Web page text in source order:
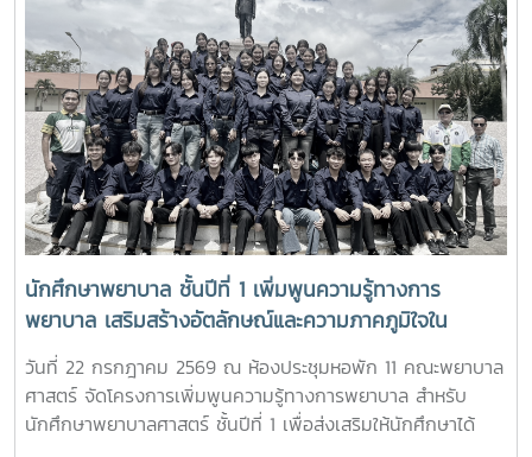
นักศึกษาพยาบาล ชั้นปีที่ 1 เพิ่มพูนความรู้ทางการ
พยาบาล เสริมสร้างอัตลักษณ์และความภาคภูมิใจใน
สถาบัน ภายใต้รายวิชา แม่โจ้วิถีใหม่
วันที่ 22 กรกฎาคม 2569 ณ ห้องประชุมหอพัก 11 คณะพยาบาล
ศาสตร์ จัดโครงการเพิ่มพูนความรู้ทางการพยาบาล สำหรับ
นักศึกษาพยาบาลศาสตร์ ชั้นปีที่ 1 เพื่อส่งเสริมให้นักศึกษาได้